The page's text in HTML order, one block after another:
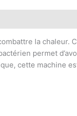
la
permet
cette machine